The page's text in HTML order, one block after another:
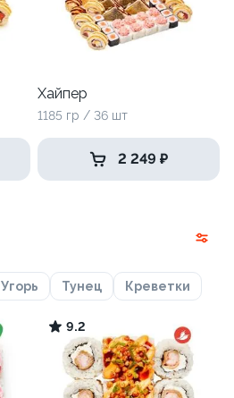
Хайпер
1185 гр / 36 шт
2 249 ₽
Угорь Тунец Креветки
9.2